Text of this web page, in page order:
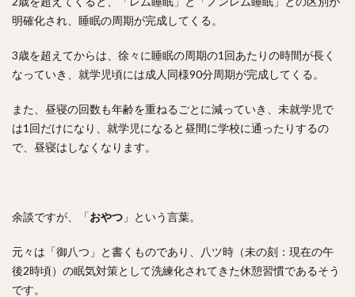
明確化され、睡眠の周期が完成してくる。
3歳を超えてからは、徐々に睡眠の周期の1回あたりの時間が長く
なっていき、就学児頃には成人同様90分周期が完成してくる。
また、昼寝の回数も年齢を重ねるごとに減っていき、未就学児で
は1回だけになり、就学児になると昼間に学校に通ったりするの
で、昼寝はしなくなります。
余談ですが、「おやつ 」という言葉。
元々は「御八つ」と書くものであり、八ツ時（未の刻：現在の午
後2時頃）の眠気対策として洗練化されてきた休憩習慣であるそう
です。